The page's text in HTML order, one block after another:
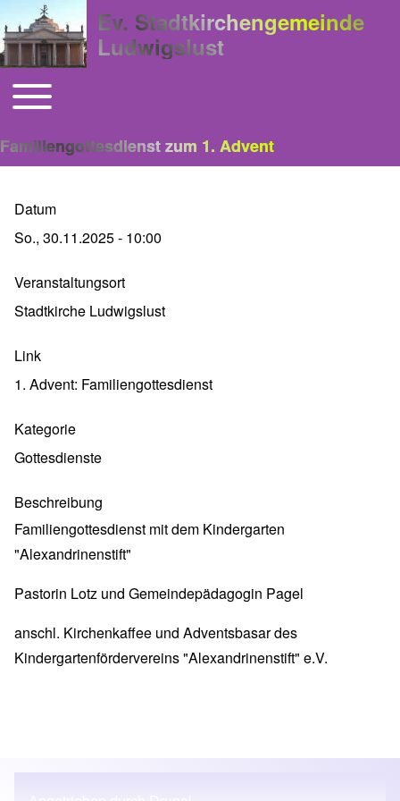
Ev. Stadtkirchengemeinde
Ludwigslust
Hauptnavigation
Toggle main menu
Familiengottesdienst zum 1. Advent
Datum
So., 30.11.2025 - 10:00
Veranstaltungsort
Stadtkirche Ludwigslust
Link
1. Advent: Familiengottesdienst
Kategorie
Gottesdienste
Beschreibung
Familiengottesdienst mit dem Kindergarten
"Alexandrinenstift"
Pastorin Lotz und Gemeindepädagogin Pagel
anschl. Kirchenkaffee und Adventsbasar des
Kindergartenfördervereins "Alexandrinenstift" e.V.